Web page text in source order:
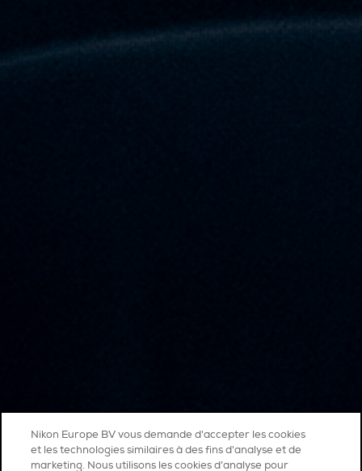
Nikon Europe BV vous demande d'accepter les cookies
et les technologies similaires à des fins d'analyse et de
marketing. Nous utilisons les cookies d’analyse pour